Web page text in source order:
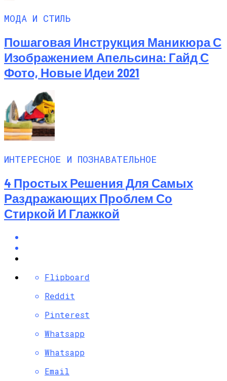
МОДА И СТИЛЬ
Пошаговая Инструкция Маникюра С
Изображением Апельсина: Гайд С
Фото, Новые Идеи 2021
ИНТЕРЕСНОЕ И ПОЗНАВАТЕЛЬНОЕ
4 Простых Решения Для Самых
Раздражающих Проблем Со
Стиркой И Глажкой
Flipboard
Reddit
Pinterest
Whatsapp
Whatsapp
Email